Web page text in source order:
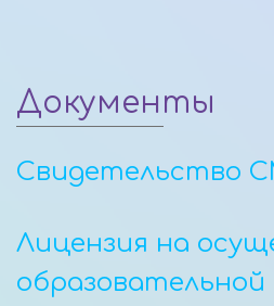
Документы
Свидетельство
Лицензия на
образовательной